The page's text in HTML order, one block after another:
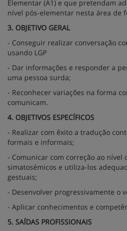
Elementar (A1) e que pretendam
nível pós-elementar nesta área de
3. OBJETIVO GERAL
- Conseguir realizar conversação
usando LGP
- Dar informações e responder a
uma pessoa surda;
- Reconhecer variações na forma
comunicam.
4. OBJETIVOS ESPECÍFICOS
- Realizar com êxito a tradução
formais e informais;
- Comunicar com correção ao nível
simatosémicos e utiliza-los
gestuais;
- Desenvolver progressivamente o
- Aplicar conhecimentos e
5. SAÍDAS PROFISSIONAIS